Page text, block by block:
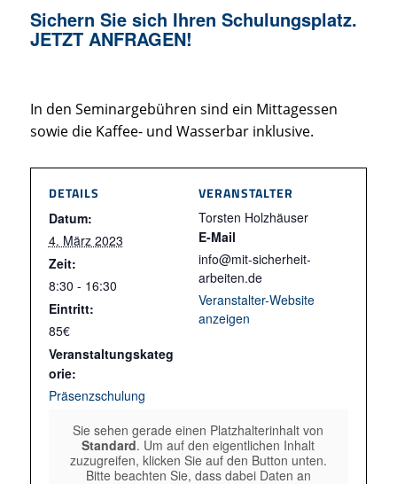
Sichern Sie sich Ihren Schulungsplatz.
JETZT ANFRAGEN!
In den Seminargebühren sind ein Mittagessen
sowie die Kaffee- und Wasserbar inklusive.
DETAILS
Datum:
4. März 2023
Zeit:
8:30 - 16:30
Eintritt:
85€
Veranstaltungskateg
orie:
Präsenzschulung
VERANSTALTER
Torsten Holzhäuser
E-Mail
info@mit-sicherheit-
arbeiten.de
Veranstalter-Website
anzeigen
Sie sehen gerade einen Platzhalterinhalt von
Standard. Um auf den eigentlichen Inhalt
zuzugreifen, klicken Sie auf den Button unten.
Bitte beachten Sie, dass dabei Daten an